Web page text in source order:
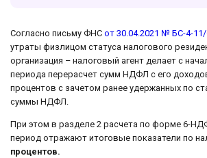
Согласно письму ФНС от 30.04.2021 № БС-4-
утраты физлицом статуса налогового
организация – налоговый агент делает с
периода перерасчет сумм НДФЛ с его
процентов с зачетом ранее удержанных по
суммы НДФЛ.
При этом в разделе 2 расчета по форме 6-
период отражают итоговые показатели по
процентов.